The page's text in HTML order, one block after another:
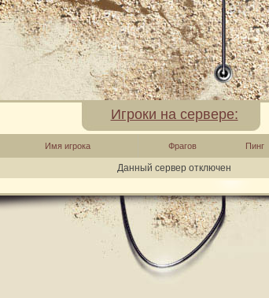
Игроки на сервере:
Имя игрока Фрагов Пинг
Данный сервер отключен